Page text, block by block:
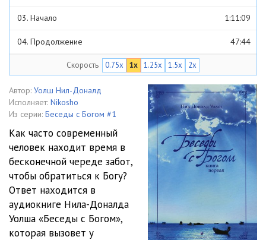
03. Начало 1:11:09
04. Продолжение 47:44
05. Завершение
06. Ты укажешь мне путь жизни 32:19
07. Вопросы 52:25
08. Ты меня вдохновляешь 19:20
09. Каков истинный путь к Богу 46:30
10. Жизнь так ужасна
11. Когда я достаточно узнаю
12. Ты можешь подумать 32:19
Скорость 0.75x 1x 1.25x 1.5x 2x
Автор: Уолш Нил-Доналд
Исполняет: Nikosho
Из серии: Беседы с Богом #1
Как часто современный
человек находит время в
бесконечной череде забот,
чтобы обратиться к Богу?
Ответ находится в
аудиокниге Нила-Доналда
Уолша «Беседы с Богом»,
которая вызовет у